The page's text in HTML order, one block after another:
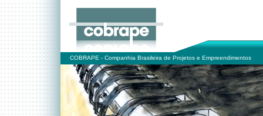
COBRAPE - Companhia Brasileira de Projetos e Empreendimentos